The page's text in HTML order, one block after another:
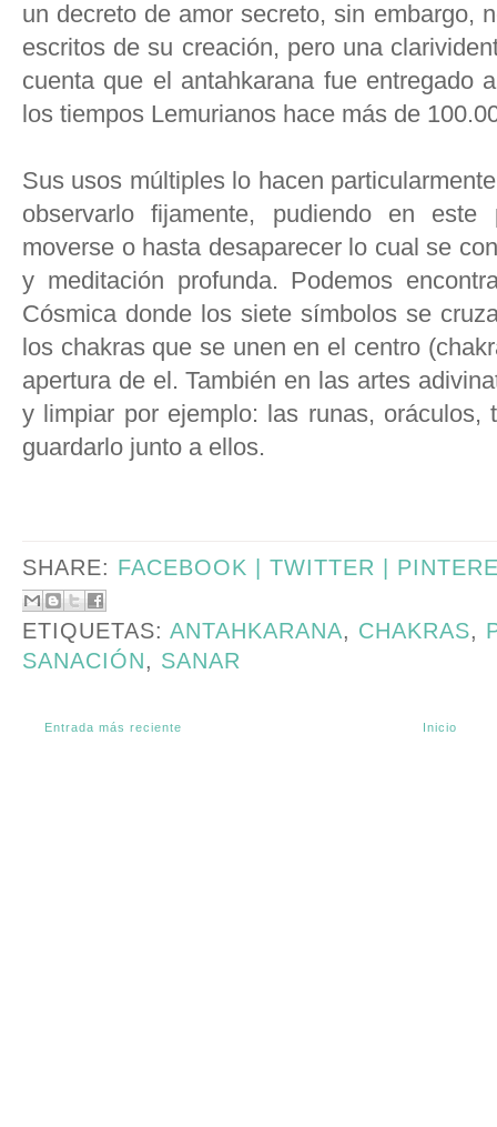
un decreto de amor secreto, sin embargo,
escritos de su creación, pero una
cuenta que el antahkarana fue entregado
los tiempos Lemurianos hace más de
Sus usos múltiples lo hacen
observarlo fijamente, pudiendo en
moverse o hasta desaparecer lo cual se
y meditación profunda. Podemos
Cósmica donde los siete símbolos se
los chakras que se unen en el centro
apertura de el. También en las artes
y limpiar por ejemplo: las runas, oráculos,
guardarlo junto a ellos.
SHARE: FACEBOOK | TWITTER |
ETIQUETAS: ANTAHKARANA, CHAKRAS,
SANACIÓN, SANAR
Entrada más reciente Inicio